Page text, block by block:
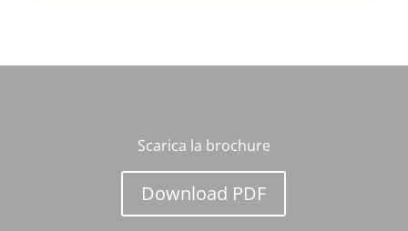
Scarica la brochure
Download PDF